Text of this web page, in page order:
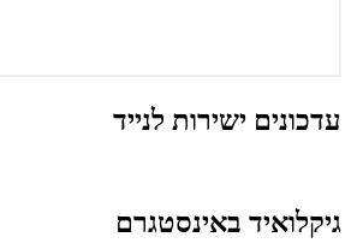
עדכונים ישירות לנייד
גיקלואיד באינסטגרם